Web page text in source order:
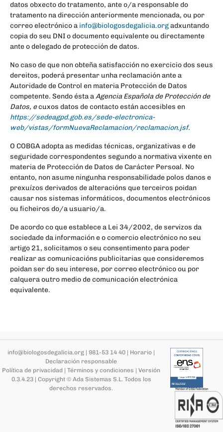
datos obxecto do tratamento, ante o/a responsable do
tratamento na dirección anteriormente mencionada, ou por
correo electrónico a info@biologosdegalicia.orgadxuntando
copia do seu DNI o documento equivalente ou directamente
ante o delegado de protección de datos.
No caso de que non obteña satisfacción no exercicio dos seus
dereitos, poderá presentar unha reclamación ante a
Autoridade de Control en materia Protección de Datos
competente. Sendo ésta aAgencia Española de Protección de
Datos, ecuxos datos de contacto están accesibles en
https://sedeagpd.gob.es/sede-electronica-
web/vistas/formNuevaReclamacion/reclamacion.jsf.
O COBGA adopta as medidas técnicas, organizativas e de
seguridade correspondentes segundo a normativa vixente en
materia de Protección de Datos de Carácter Persoal. No
entanto, non asume ningunha responsabilidade polos danos e
prexuízos derivados de alteracións que terceiros poidan
causar nos sistemas informáticos, documentos electrónicos
ou ficheiros do/a usuario/a.
De acordo co que establece a Lei 34/2002, de servizos da
sociedade da información e o comercio electrónico no seu
artigo 21, solicitamos o seu consentimento para poder
realizar as comunicacións publicitarias que consideremos
poidan ser do seu interese, por correo electrónico ou por
calquera outro medio de comunicación electrónica
equivalente.
info@biologosdegalicia.org | 981-53 14 40 | Horario |
Declaración responsable
Política de privacidad | Términos y condiciones | Versión
0.3.4.23 | Copyright © Ada Sistemas S.L. Todos los
derechos reservados.